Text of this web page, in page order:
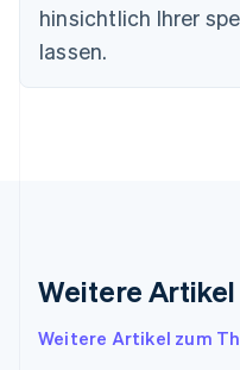
hinsichtlich Ihrer
lassen.
Weitere Artikel
Weitere Artikel zum
Finnland
Frankreich
FrançaisEnglish
English
Italien
Italiano English